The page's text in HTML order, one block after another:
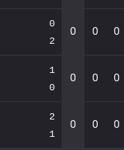
0
2
0 0 0
1
0
0 0 0
2
1
0 0 0